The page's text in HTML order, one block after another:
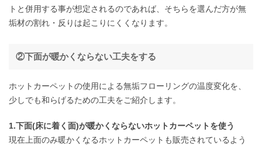
トと併用する事が想定されるのであれば、そちらを選んだ方が無
垢材の割れ・反りは起こりにくくなります。
②下面が暖かくならない工夫をする
ホットカーペットの使用による無垢フローリングの温度変化を、
少しでも和らげるための工夫をご紹介します。
1.下面(床に着く面)が暖かくならないホットカーペットを使う
現在上面のみ暖かくなるホットカーペットも販売されているよう